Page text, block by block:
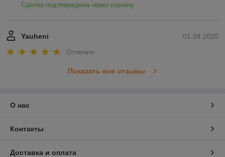
Сделка подтверждена через корзину
01.04.2025
Yauheni
Отлично
Показать все отзывы
О нас
Контакты
Доставка и оплата